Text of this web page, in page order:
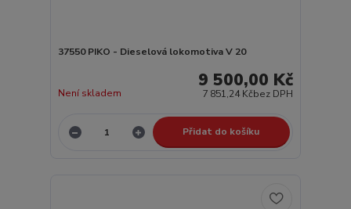
37550 PIKO - Dieselová lokomotiva V 20
9 500,00 Kč
7 851,24 Kčbez DPH
Není skladem
Přidat do košíku